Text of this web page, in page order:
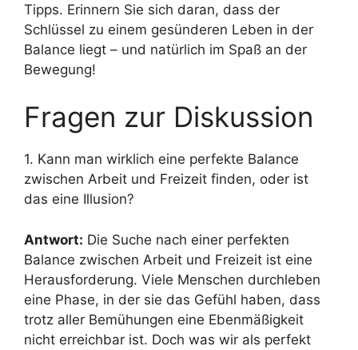
Tipps. Erinnern Sie sich daran, dass der
Schlüssel zu einem gesünderen Leben in der
Balance liegt – und natürlich im Spaß an der
Bewegung!
Fragen zur Diskussion
1. Kann man wirklich eine perfekte Balance
zwischen Arbeit und Freizeit finden, oder ist
das eine Illusion?
Antwort: Die Suche nach einer perfekten
Balance zwischen Arbeit und Freizeit ist eine
Herausforderung. Viele Menschen durchleben
eine Phase, in der sie das Gefühl haben, dass
trotz aller Bemühungen eine Ebenmäßigkeit
nicht erreichbar ist. Doch was wir als perfekt